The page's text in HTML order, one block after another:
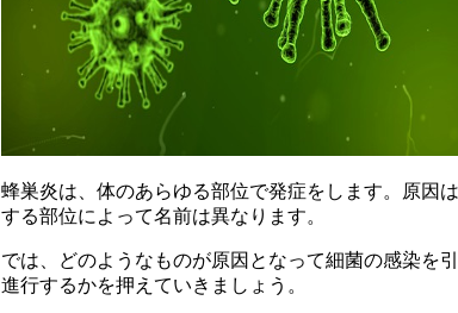
蜂巣炎は、体のあらゆる部位で発症をします。原因
する部位によって名前は異なります。
では、どのようなものが原因となって細菌の感染を
進行するかを押えていきましょう。